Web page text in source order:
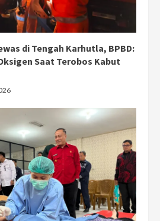
di Tengah Karhutla, BPBD:
Saat Terobos Kabut